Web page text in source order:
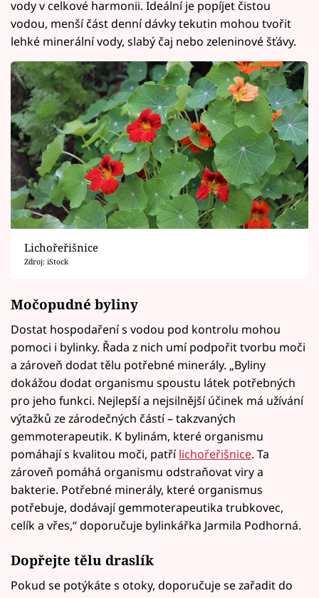
vody v celkové harmonii. Ideální je popíjet čistou
vodou, menší část denní dávky tekutin mohou tvořit
lehké minerální vody, slabý čaj nebo zeleninové šťávy.
Lichořeřišnice
Zdroj: iStock
Močopudné byliny
Dostat hospodaření s vodou pod kontrolu mohou
pomoci i bylinky. Řada z nich umí podpořit tvorbu moči
a zároveň dodat tělu potřebné minerály. „Byliny
dokážou dodat organismu spoustu látek potřebných
pro jeho funkci. Nejlepší a nejsilnější účinek má užívání
výtažků ze zárodečných částí – takzvaných
gemmoterapeutik. K bylinám, které organismu
pomáhají s kvalitou moči, patřílichořeřišnice. Ta
zároveň pomáhá organismu odstraňovat viry a
bakterie. Potřebné minerály, které organismus
potřebuje, dodávají gemmoterapeutika trubkovec,
celík a vřes,“ doporučuje bylinkářka Jarmila Podhorná.
Dopřejte tělu draslík
Pokud se potýkáte s otoky, doporučuje se zařadit do